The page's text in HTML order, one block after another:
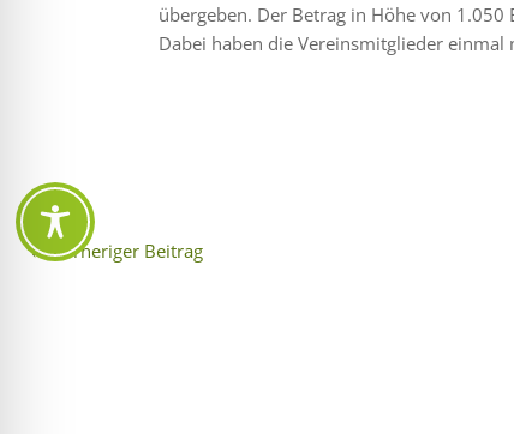
übergeben. Der Betrag in Höhe von
Dabei haben die Vereinsmitglieder
←Vorheriger Beitrag